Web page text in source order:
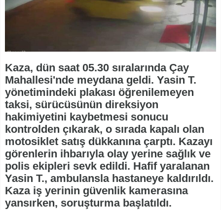
Kaza, dün saat 05.30 sıralarında Çay
Mahallesi'nde meydana geldi. Yasin T.
yönetimindeki plakası öğrenilemeyen
taksi, sürücüsünün direksiyon
hakimiyetini kaybetmesi sonucu
kontrolden çıkarak, o sırada kapalı olan
motosiklet satış dükkanına çarptı. Kazayı
görenlerin ihbarıyla olay yerine sağlık ve
polis ekipleri sevk edildi. Hafif yaralanan
Yasin T., ambulansla hastaneye kaldırıldı.
Kaza iş yerinin güvenlik kamerasına
yansırken, soruşturma başlatıldı.